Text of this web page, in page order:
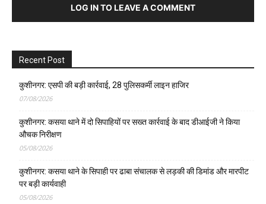
LOG IN TO LEAVE A COMMENT
Recent Post
कुशीनगर: एसपी की बड़ी कार्रवाई, 28 पुलिसकर्मी लाइन हाजिर
07/08/2026
कुशीनगर: कसया थाने में दो सिपाहियों पर सख्त कार्रवाई के बाद डीआईजी ने किया
औचक निरीक्षण
05/08/2026
कुशीनगर: कसया थाने के सिपाही पर ढाबा संचालक से लड़की की डिमांड और मारपीट
पर बड़ी कार्यवाही
05/08/2026